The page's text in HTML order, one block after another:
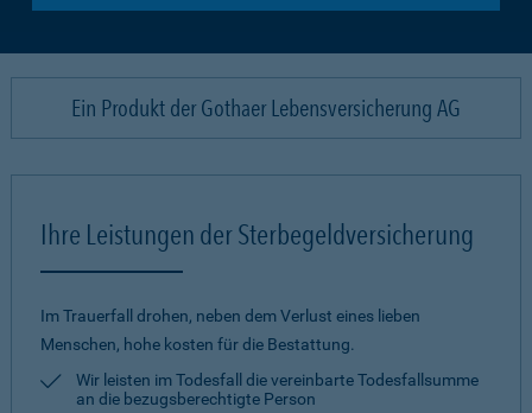
Ein Produkt der Gothaer Lebensversicherung AG
Ihre Leistungen der Sterbegeldversicherung
Im Trauerfall drohen, neben dem Verlust eines lieben
Menschen, hohe kosten für die Bestattung.
Wir leisten im Todesfall die vereinbarte Todesfallsumme
an die bezugsberechtigte Person